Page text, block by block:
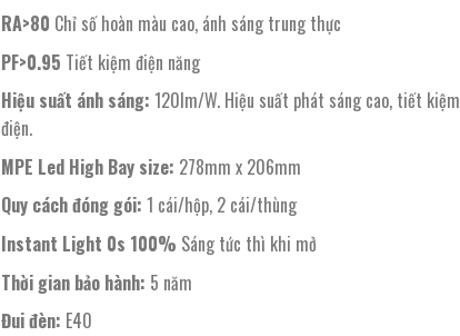
RA>80 Chỉ số hoàn màu cao, ánh sáng trung thực
PF>0.95 Tiết kiệm điện năng
Hiệu suất ánh sáng: 120lm/W. Hiệu suất phát sáng cao, tiết kiệm
điện.
MPE Led High Bay size: 278mm x 206mm
Quy cách đóng gói: 1 cái/hộp, 2 cái/thùng
Instant Light 0s 100% Sáng tức thì khi mở
Thời gian bảo hành: 5 năm
Đui đèn: E40